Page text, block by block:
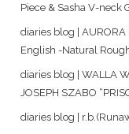
Piece & Sasha V-neck
diaries blog | AURORA
English -Natural
diaries blog | WALLA
JOSEPH SZABO
diaries blog |